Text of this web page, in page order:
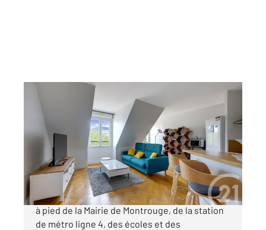
MONTROUGE 92
, 2 pièces
Appartement F2 à vendre
339 000 €
MONTROUGE - MAURICE ARNOUX A 10 minutes
à pied de la Mairie de Montrouge, de la station
de métro ligne 4, des écoles et des